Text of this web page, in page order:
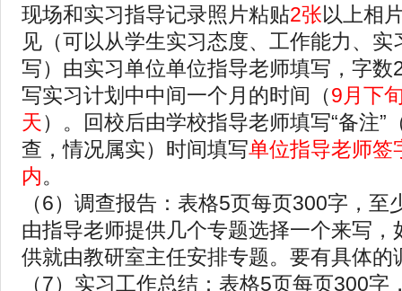
现场和实习指导记录照片粘贴2张以上相
见（可以从学生实习态度、工作能力、实
写）由实习单位单位指导老师填写，字数
写实习计划中中间一个月的时间（9月下
天）。回校后由学校指导老师填写“备注”
查，情况属实）时间填写单位指导老师签
内。
（6）调查报告：表格5页每页300字，至
由指导老师提供几个专题选择一个来写，
供就由教研室主任安排专题。要有具体的
（7）实习工作总结：表格5页每页300字